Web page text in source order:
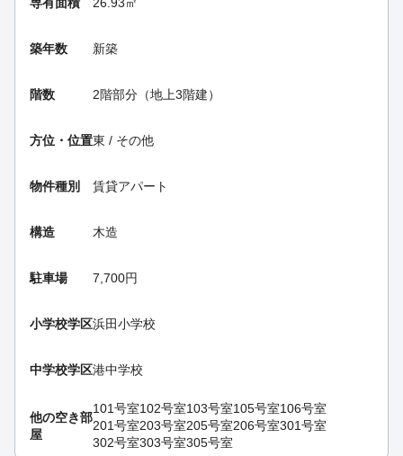
専有面積 26.93㎡
築年数 新築
階数 2階部分（地上3階建）
方位・位置東 / その他
物件種別 賃貸アパート
構造 木造
駐車場 7,700円
小学校学区浜田小学校
中学校学区港中学校
他の空き部
屋
101号室102号室103号室105号室106号室
201号室203号室205号室206号室301号室
302号室303号室305号室